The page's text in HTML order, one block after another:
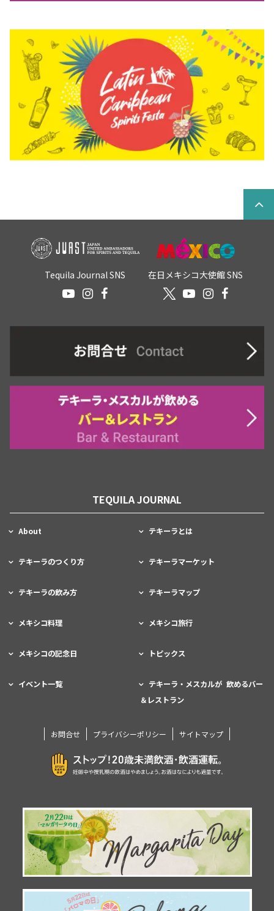
Tequila Journal SNS 在日メキシコ大使館 SNS
TEQUILA JOURNAL
About テキーラとは
テキーラのつくり方 テキーラマーケット
テキーラの飲み方 テキーラマップ
メキシコ料理 メキシコ旅行
メキシコの記念日 トピックス
イベント一覧
テキーラ・メスカルが 飲めるバー
＆レストラン
お問合せ プライバシーポリシー サイトマップ